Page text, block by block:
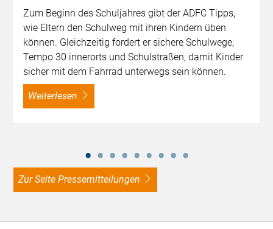
Zum Beginn des Schuljahres gibt der ADFC Tipps,
wie Eltern den Schulweg mit ihren Kindern üben
können. Gleichzeitig fordert er sichere Schulwege,
Tempo 30 innerorts und Schulstraßen, damit Kinder
sicher mit dem Fahrrad unterwegs sein können.
weiterlesen
zur Seite Pressemitteilungen